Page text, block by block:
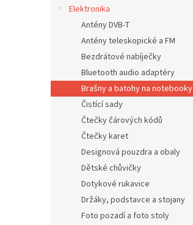
n
e
Elektronika
Antény DVB-T
Antény teleskopické a FM
Bezdrátové nabíječky
Bluetooth audio adaptéry
Brašny a batohy na notebooky
Čistící sady
Čtečky čárových kódů
Čtečky karet
Designová pouzdra a obaly
Dětské chůvičky
Dotykové rukavice
Držáky, podstavce a stojany
Foto pozadí a foto stoly